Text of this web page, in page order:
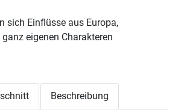
sich Einflüsse aus Europa,
eigenen Charakteren
Beschreibung